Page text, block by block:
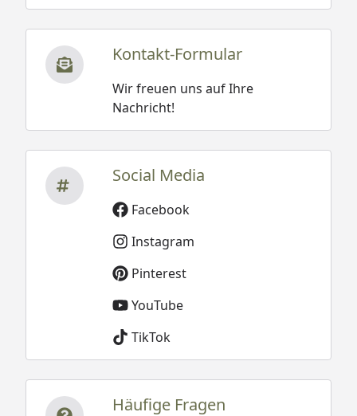
Kontakt-Formular
Wir freuen uns auf Ihre
Nachricht!
Social Media
Facebook
Instagram
Pinterest
YouTube
TikTok
Häufige Fragen